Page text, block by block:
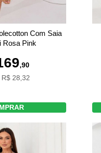
Com Saia
Rosa Pink
,90
28,32